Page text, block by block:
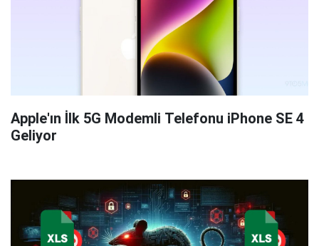
Apple'ın İlk 5G Modemli Telefonu iPhone SE 4
Geliyor